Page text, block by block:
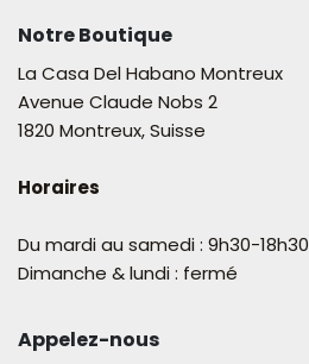
Notre Boutique
La Casa Del Habano Montreux
Avenue Claude Nobs 2
1820 Montreux, Suisse
Horaires
Du mardi au samedi : 9h30-18h30
Dimanche & lundi : fermé
Appelez-nous